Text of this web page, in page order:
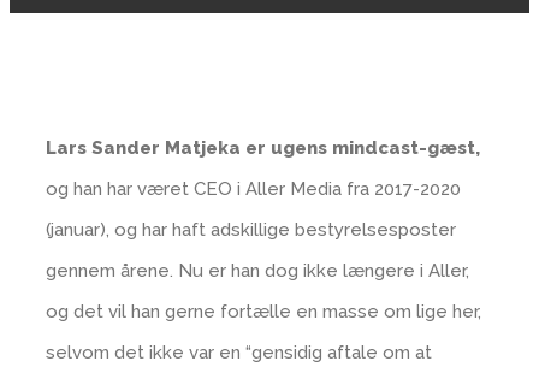
Lars Sander Matjeka er ugens mindcast-gæst,
og han har været CEO i Aller Media fra 2017-2020
(januar), og har haft adskillige bestyrelsesposter
gennem årene. Nu er han dog ikke længere i Aller,
og det vil han gerne fortælle en masse om lige her,
selvom det ikke var en “gensidig aftale om at